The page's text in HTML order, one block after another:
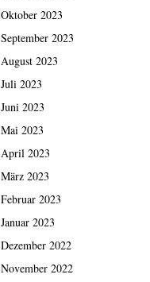
Oktober 2023
September 2023
August 2023
Juli 2023
Juni 2023
Mai 2023
April 2023
März 2023
Februar 2023
Januar 2023
Dezember 2022
November 2022